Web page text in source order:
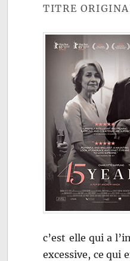
TITRE
c’est elle qui a
excessive, ce qui